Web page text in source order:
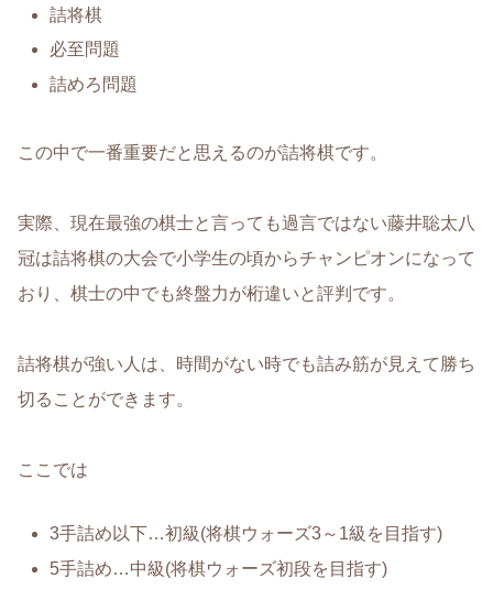
詰将棋
必至問題
詰めろ問題
この中で一番重要だと思えるのが詰将棋です。
実際、現在最強の棋士と言っても過言ではない藤井聡太八
冠は詰将棋の大会で小学生の頃からチャンピオンになって
おり、棋士の中でも終盤力が桁違いと評判です。
詰将棋が強い人は、時間がない時でも詰み筋が見えて勝ち
切ることができます。
ここでは
3手詰め以下…初級(将棋ウォーズ3～1級を目指す)
5手詰め…中級(将棋ウォーズ初段を目指す)